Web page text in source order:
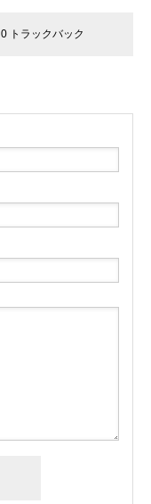
0 トラックバック